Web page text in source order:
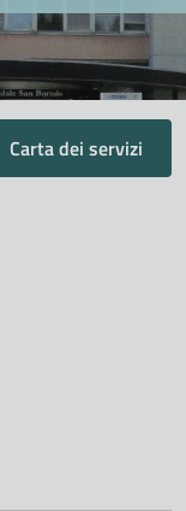
Carta dei servizi